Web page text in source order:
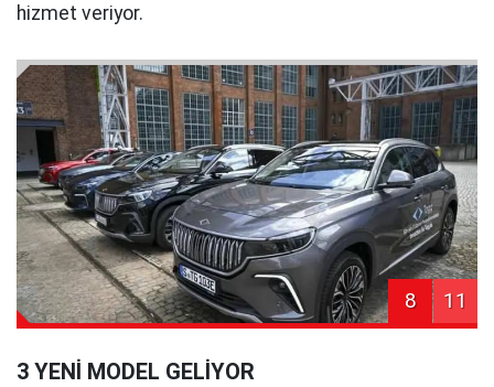
hizmet veriyor.
8 11
3 YENİ MODEL GELİYOR